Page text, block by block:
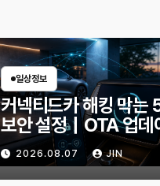
일상정보
커넥티드카 해킹 막는
보안 설정｜OTA 업데
부터 디지털 키까지, 지
인할 것은?
2026.08.07 JIN